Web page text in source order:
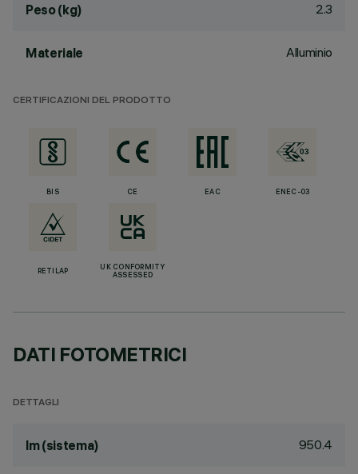
Peso (kg) 2.3
Materiale Alluminio
CERTIFICAZIONI DEL PRODOTTO
BIS CE EAC ENEC-03
RETILAP
UK CONFORMITY
ASSESSED
DATI FOTOMETRICI
DETTAGLI
lm (sistema) 950.4